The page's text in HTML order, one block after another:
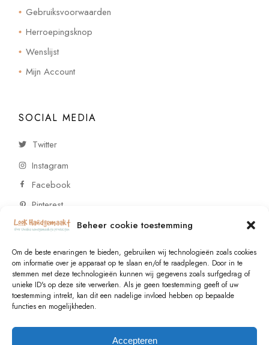
Beheer cookie toestemming
Om de beste ervaringen te bieden, gebruiken wij technologieën zoals cookies
om informatie over je apparaat op te slaan en/of te raadplegen. Door in te
stemmen met deze technologieën kunnen wij gegevens zoals surfgedrag of
unieke ID's op deze site verwerken. Als je geen toestemming geeft of uw
toestemming intrekt, kan dit een nadelige invloed hebben op bepaalde
functies en mogelijkheden.
Accepteren
Gebruiksvoorwaarden
Herroepingsknop
Wenslijst
Mijn Account
SOCIAL MEDIA
Twitter
Instagram
Facebook
Pinterest
CONTACT
Vragen of wensen? Neem contact op!
+31 (0)6 229 021 29